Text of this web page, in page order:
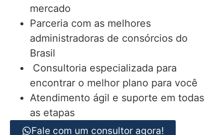
mercado
Parceria com as melhores
administradoras de consórcios do
Brasil
Consultoria especializada para
encontrar o melhor plano para você
Atendimento ágil e suporte em todas
as etapas
Fale com um consultor agora!